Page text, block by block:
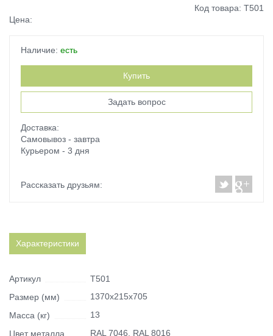
Код товара: Т501
Цена:
Наличие: есть
Купить
Задать вопрос
Доставка:
Самовывоз - завтра
Курьером - 3 дня
Рассказать друзьям:
Характеристики
Артикул
Т501
Размер (мм)
1370х215х705
Масса (кг)
13
Цвет металла
RAL 7046, RAL 8016